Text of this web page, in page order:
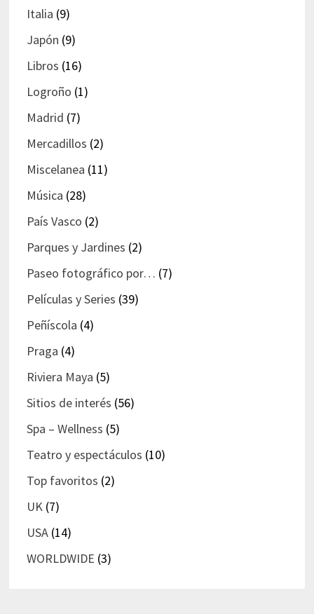
Italia (9)
Japón (9)
Libros (16)
Logroño (1)
Madrid (7)
Mercadillos (2)
Miscelanea (11)
Música (28)
País Vasco (2)
Parques y Jardines (2)
Paseo fotográfico por… (7)
Películas y Series (39)
Peñíscola (4)
Praga (4)
Riviera Maya (5)
Sitios de interés (56)
Spa – Wellness (5)
Teatro y espectáculos (10)
Top favoritos (2)
UK(7)
USA(14)
WORLDWIDE (3)